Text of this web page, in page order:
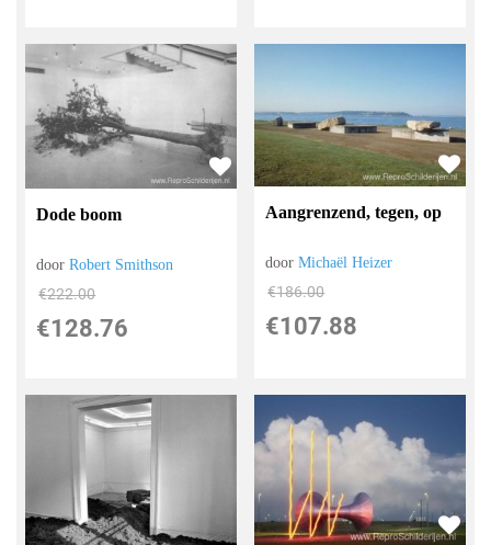
Dode boom
doorRobert Smithson
€222.00
€128.76
Aangrenzend, tegen, op
doorMichaël Heizer
€186.00
€107.88